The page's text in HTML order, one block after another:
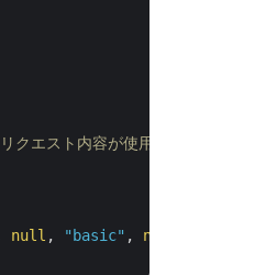
エスト内容が使用されます。(任意)
null , "basic" , null